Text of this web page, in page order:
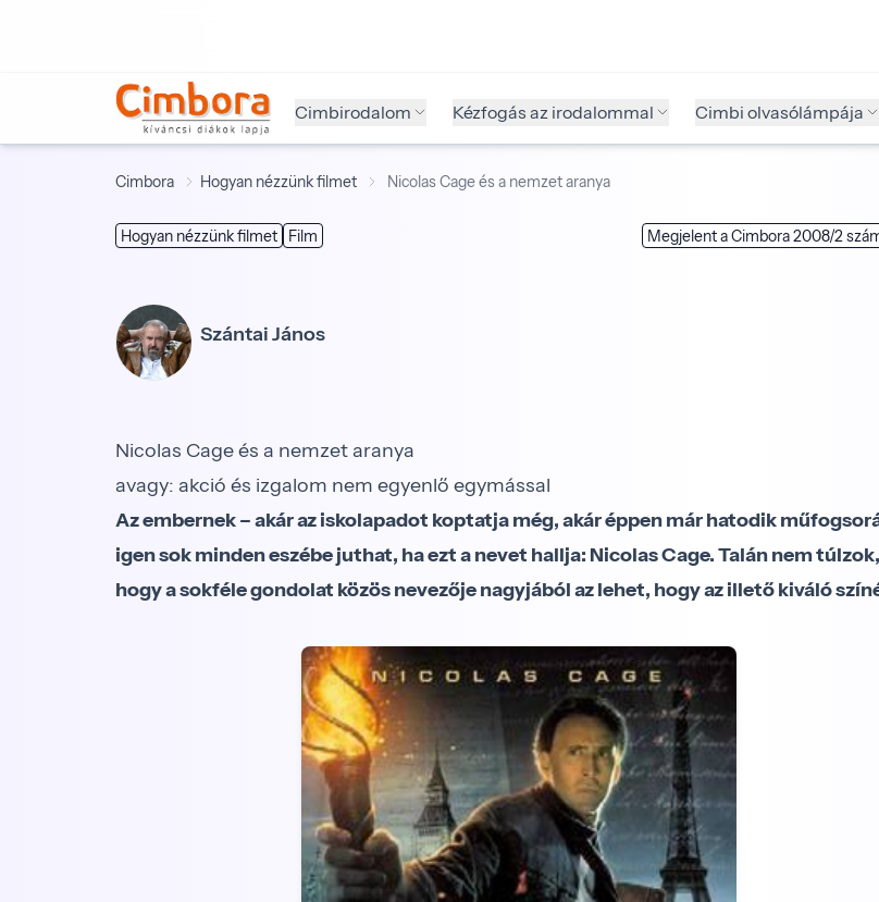
Cimbirodalom Kézfogás az irodalommal Cimbi olvasólámpája
Cimbora Hogyan nézzünk filmet Nicolas Cage és a nemzet aranya
Hogyan nézzünk filmet Film Megjelent a Cimbora 2008/2
Szántai János
Nicolas Cage és a nemzet aranya
avagy: akció és izgalom nem egyenlő egymással
Az embernek – akár az iskolapadot koptatja még, akár éppen már hatodik
igen sok minden eszébe juthat, ha ezt a nevet hallja: Nicolas Cage. Talán nem túlzok,
hogy a sokféle gondolat közös nevezője nagyjából az lehet, hogy az illető kiváló